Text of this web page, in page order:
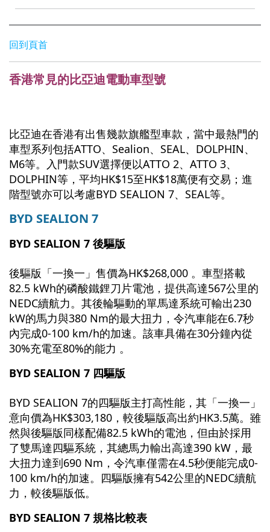
回到頁首
香港常見的比亞迪電動車型號
比亞迪在香港有出售幾款旗艦型車款，當中最熱門的
車型系列包括ATTO、Sealion、SEAL、DOLPHIN、
M6等。入門款SUV選擇便以ATTO 2、ATTO 3、
DOLPHIN等，平均HK$15至HK$18萬便有交易；進
階型號亦可以考慮BYD SEALION 7、SEAL等。
BYD SEALION 7
BYD SEALION 7 後驅版
後驅版「一換一」售價為HK$268,000 。車型搭載
82.5 kWh的磷酸鐵鋰刀片電池，提供高達567公里的
NEDC續航力。其後輪驅動的單馬達系統可輸出230
kW的馬力與380 Nm的最大扭力，令汽車能在6.7秒
內完成0-100 km/h的加速。該車具備在30分鐘內從
30%充電至80%的能力 。
BYD SEALION 7 四驅版
BYD SEALION 7的四驅版主打高性能，其「一換一」
意向價為HK$303,180，較後驅版高出約HK3.5萬。雖
然與後驅版同樣配備82.5 kWh的電池，但由於採用
了雙馬達四驅系統，其總馬力輸出高達390 kW，最
大扭力達到690 Nm，令汽車僅需在4.5秒便能完成0-
100 km/h的加速。四驅版擁有542公里的NEDC續航
力，較後驅版低。
BYD SEALION 7 規格比較表